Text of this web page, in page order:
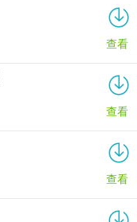
查看
查看
查看